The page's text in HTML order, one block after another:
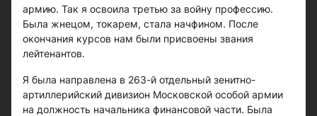
армию. Так я освоила третью за войну профессию.
Была жнецом, токарем, стала начфином. После
окончания курсов нам были присвоены звания
лейтенантов.
Я была направлена в 263-й отдельный зенитно-
артиллерийский дивизион Московской особой армии
на должность начальника финансовой части. Была